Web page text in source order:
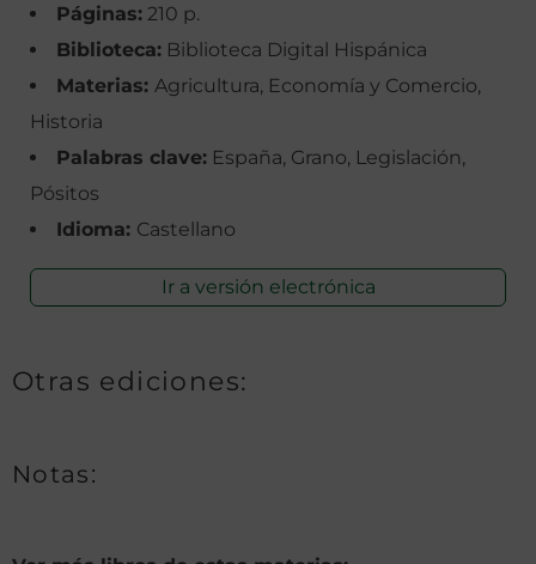
Páginas: 210 p.
Biblioteca: Biblioteca Digital Hispánica
Materias: Agricultura, Economía y Comercio,
Historia
Palabras clave: España, Grano, Legislación,
Pósitos
Idioma: Castellano
Ir a versión electrónica
Otras ediciones:
Notas: